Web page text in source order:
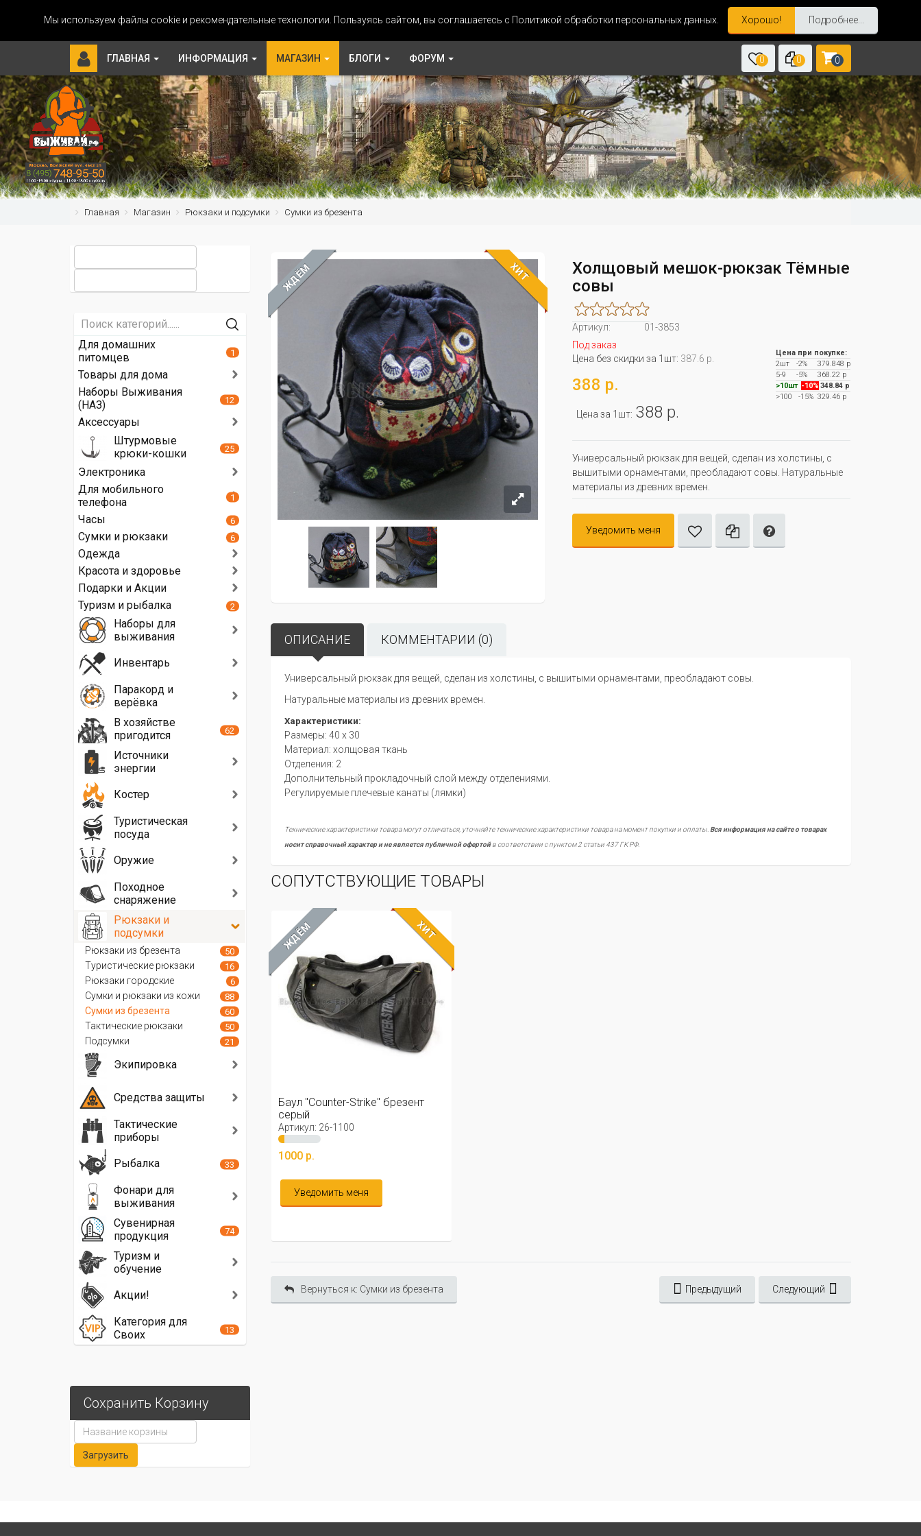
Мы используем файлы cookie и рекомендательные технологии. Пользуясь сайтом, вы соглашаетесь с Политикой обработки персональных данных. Хорошо! Подробнее...
ГЛАВНАЯ ИНФОРМАЦИЯ МАГАЗИН БЛОГИ ФОРУМ 0 0 0
Главная Магазин Рюкзаки и подсумки Сумки из брезента
ЖДЁМ ХИТ
Холщовый мешок-рюкзак Тёмные
совы
Артикул:
01-3853
Под заказ
Цена без скидки за 1шт: 387.6 р.
388 р.
Цена за 1шт: 388 р.
Цена при покупке:
2шт
-2%
379.848 р
5-9
-5%
368.22 р
>10шт -10% 348.84 р
>100
-15%329.46 р
Универсальный рюкзак для вещей, сделан из холстины, с
вышитыми орнаментами, преобладают совы. Натуральные
материалы из древних времен.
Уведомить меня
ОПИСАНИЕ КОММЕНТАРИИ (0)
Универсальный рюкзак для вещей, сделан из холстины, с вышитыми орнаментами, преобладают совы.
Натуральные материалы из древних времен.
Характеристики:
Размеры: 40 х 30
Материал: холщовая ткань
Отделения: 2
Дополнительный прокладочный слой между отделениями.
Регулируемые плечевые канаты (лямки)
Технические характеристики товара могут отличаться, уточняйте технические характеристики товара на момент покупки и оплаты. Вся информация на сайте о товарах
носит справочный характер и не является публичной офертойв соответствии с пунктом 2 статьи 437 ГК РФ.
СОПУТСТВУЮЩИЕ ТОВАРЫ
ЖДЁМ ХИТ
Баул "Counter-Strike" брезент
серый
Артикул: 26-1100
1000 р.
Уведомить меня
Вернуться к: Сумки из брезента Предыдущий Следующий
Для домашних
питомцев
1
Товары для дома
Наборы Выживания
(НАЗ)
12
Аксессуары
Штурмовые
крюки-кошки
25
Электроника
Для мобильного
телефона
1
Часы 6
Сумки и рюкзаки 6
Одежда
Красота и здоровье
Подарки и Акции
Туризм и рыбалка
2
Наборы для
выживания
Инвентарь
Паракорд и
верёвка
В хозяйстве
пригодится
62
Источники
энергии
Костер
Туристическая
посуда
Оружие
Походное
снаряжение
Рюкзаки и
подсумки
Рюкзаки из брезента 50
Туристические рюкзаки 16
Рюкзаки городские 6
Сумки и рюкзаки из кожи 88
Сумки из брезента 60
Тактические рюкзаки 50
Подсумки 21
Экипировка
Средства защиты
Тактические
приборы
Рыбалка
33
Фонари для
выживания
Сувенирная
продукция
74
Туризм и
обучение
Акции!
Категория для
Своих
13
Сохранить Корзину